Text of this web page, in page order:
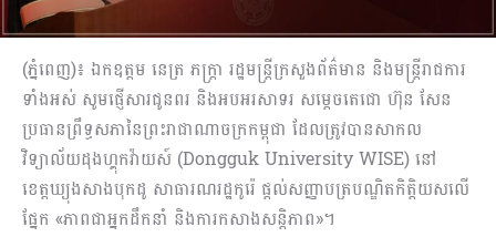
(ភ្នំពេញ)៖ ឯកឧត្តម នេត្រ ភក្ត្រា រដ្ឋមន្ត្រីក្រសួងព័ត៌មាន និងមន្រ្តីរាជការ
ទាំងអស់ សូមផ្ញើសារជូនពរ និងអបអរសាទរ សម្តេចតេជោ ហ៊ុន សែន
ប្រធានព្រឹទ្ធសភានៃព្រះរាជាណាចក្រកម្ពុជា ដែលត្រូវបានសាកល
វិទ្យាល័យដុងហ្គុកវ៉ាយស៍ (Dongguk University WISE) នៅ
ខេត្តឃ្យុងសាងបុកដូ សាធារណរដ្ឋកូរ៉េ ផ្តល់សញ្ញាបត្របណ្ឌិតកិត្តិយសលើ
ផ្នែក «ភាពជាអ្នកដឹកនាំ និងការកសាងសន្តិភាព»។